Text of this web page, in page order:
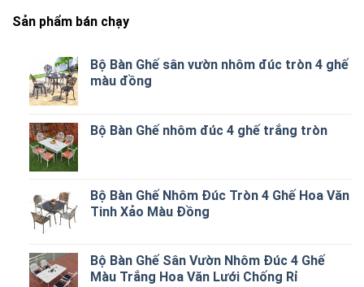
Sản phẩm bán chạy
Bộ Bàn Ghế sân vườn nhôm đúc tròn 4 ghế
màu đồng
Bộ Bàn Ghế nhôm đúc 4 ghế trắng tròn
Bộ Bàn Ghế Nhôm Đúc Tròn 4 Ghế Hoa Văn
Tinh Xảo Màu Đồng
Bộ Bàn Ghế Sân Vườn Nhôm Đúc 4 Ghế
Màu Trắng Hoa Văn Lưới Chống Rỉ